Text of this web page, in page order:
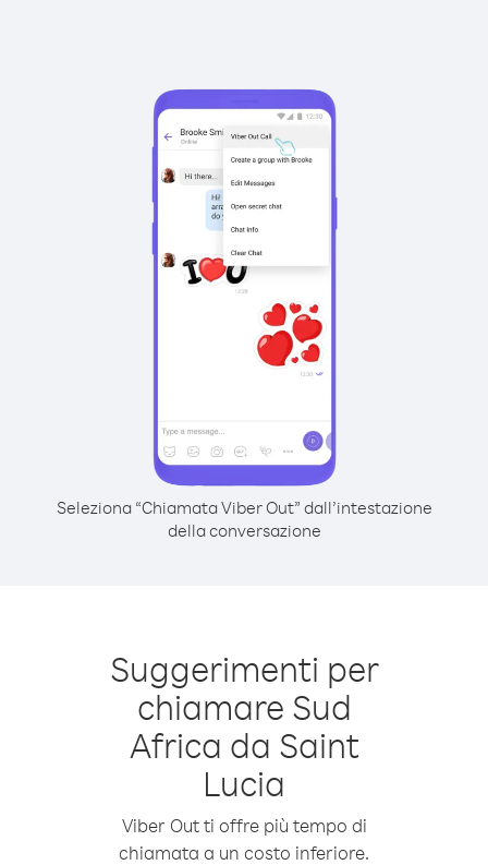
Seleziona “Chiamata Viber Out” dall’intestazione
della conversazione
Suggerimenti per
chiamare Sud
Africa da Saint
Lucia
Viber Out ti offre più tempo di
chiamata a un costo inferiore.